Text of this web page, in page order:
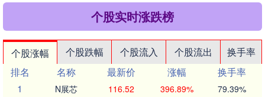
个股实时涨跌榜
个股涨幅 个股跌幅 个股流入 个股流出
换手率
排名
名称 最新价 涨幅
换手率
1
N展芯 116.52 396.89% 79.39%